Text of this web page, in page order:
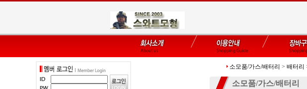
소모품/가스/배터리 > 배터리
소모품/가스/배터리